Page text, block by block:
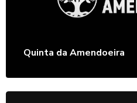
Quinta da Amendoeira